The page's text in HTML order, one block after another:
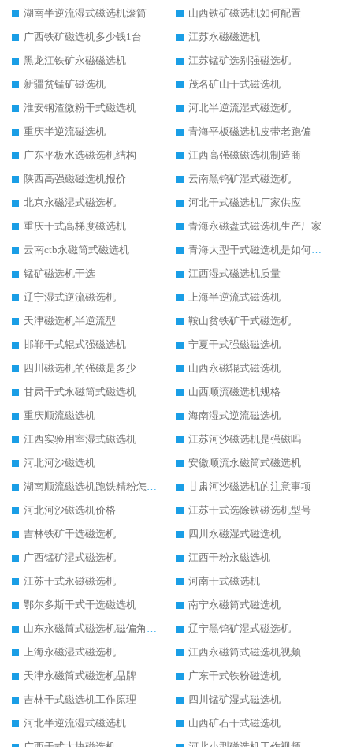
湖南半逆流湿式磁选机滚筒
山西铁矿磁选机如何配置
广西铁矿磁选机多少钱1台
江苏永磁磁选机
黑龙江铁矿永磁磁选机
江苏锰矿选别强磁选机
新疆贫锰矿磁选机
茂名矿山干式磁选机
淮安钢渣微粉干式磁选机
河北半逆流湿式磁选机
重庆半逆流磁选机
青海平板磁选机皮带老跑偏
广东平板水选磁选机结构
江西高强磁磁选机制造商
陕西高强磁磁选机报价
云南黑钨矿湿式磁选机
北京永磁湿式磁选机
河北干式磁选机厂家供应
重庆干式高梯度磁选机
青海永磁盘式磁选机生产厂家
云南ctb永磁筒式磁选机
青海大型干式磁选机是如何选矿的
锰矿磁选机干选
江西湿式磁选机质量
辽宁湿式逆流磁选机
上海半逆流式磁选机
天津磁选机半逆流型
鞍山贫铁矿干式磁选机
邯郸干式辊式强磁选机
宁夏干式强磁磁选机
四川磁选机的强磁是多少
山西永磁辊式磁选机
甘肃干式永磁筒式磁选机
山西顺流磁选机规格
重庆顺流磁选机
海南湿式逆流磁选机
江西实验用室湿式磁选机
江苏河沙磁选机是强磁吗
河北河沙磁选机
安徽顺流永磁筒式磁选机
湖南顺流磁选机跑铁精粉怎么处理
甘肃河沙磁选机的注意事项
河北河沙磁选机价格
江苏干式选除铁磁选机型号
吉林铁矿干选磁选机
四川永磁湿式磁选机
广西锰矿湿式磁选机
江西干粉永磁选机
江苏干式永磁磁选机
河南干式磁选机
鄂尔多斯干式干选磁选机
南宁永磁筒式磁选机
山东永磁筒式磁选机磁偏角怎么调整
辽宁黑钨矿湿式磁选机
上海永磁湿式磁选机
江西永磁筒式磁选机视频
天津永磁筒式磁选机品牌
广东干式铁粉磁选机
吉林干式磁选机工作原理
四川锰矿湿式磁选机
河北半逆流湿式磁选机
山西矿石干式磁选机